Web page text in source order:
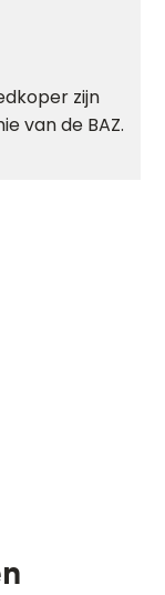
zijn
van de BAZ.